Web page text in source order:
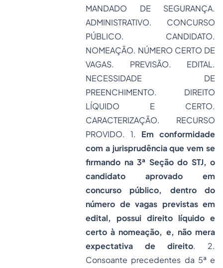
MANDADO DE SEGURANÇA.
ADMINISTRATIVO. CONCURSO
PÚBLICO. CANDIDATO.
NOMEAÇÃO. NÚMERO CERTO DE
VAGAS. PREVISÃO. EDITAL.
NECESSIDADE DE
PREENCHIMENTO. DIREITO
LÍQUIDO E CERTO.
CARACTERIZAÇÃO. RECURSO
PROVIDO. 1. Em conformidade
com a jurisprudência que vem se
firmando na 3ª Seção do STJ, o
candidato aprovado em
concurso público, dentro do
número de vagas previstas em
edital, possui direito líquido e
certo à nomeação, e, não mera
expectativa de direito. 2.
Consoante precedentes da 5ª e